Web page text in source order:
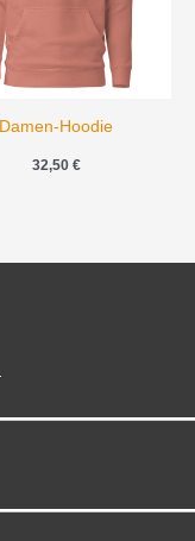
Damen-Hoodie
32,50 €